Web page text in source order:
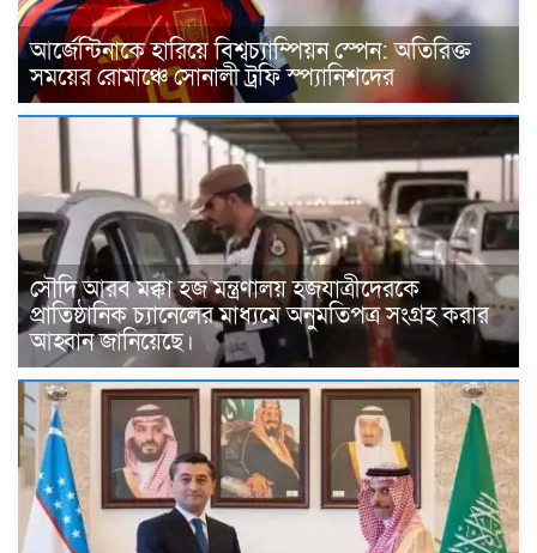
আর্জেন্টিনাকে হারিয়ে বিশ্বচ্যাম্পিয়ন স্পেন: অতিরিক্ত
সময়ের রোমাঞ্চে সোনালী ট্রফি স্প্যানিশদের
সৌদি আরব মক্কা হজ মন্ত্রণালয় হজযাত্রীদেরকে
প্রাতিষ্ঠানিক চ্যানেলের মাধ্যমে অনুমতিপত্র সংগ্রহ করার
আহ্বান জানিয়েছে।